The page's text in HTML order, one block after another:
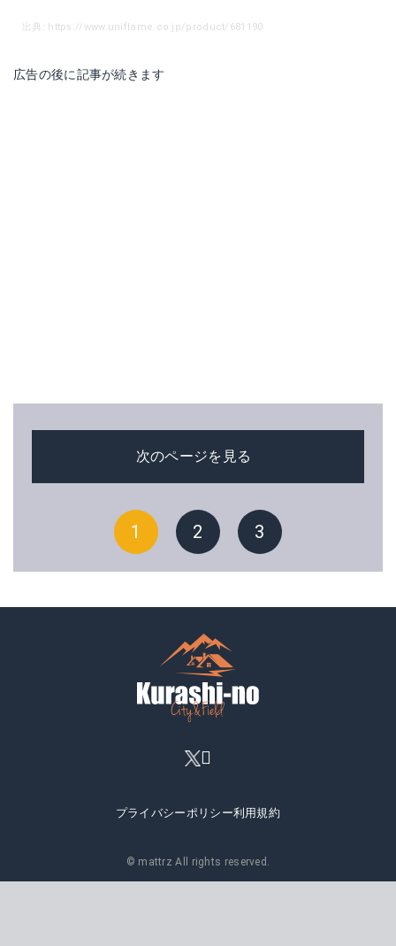
出典: https://www.uniflame.co.jp/product/681190
広告の後に記事が続きます
次のページを見る
1 2 3
プライバシーポリシー利用規約
© mattrz All rights reserved.